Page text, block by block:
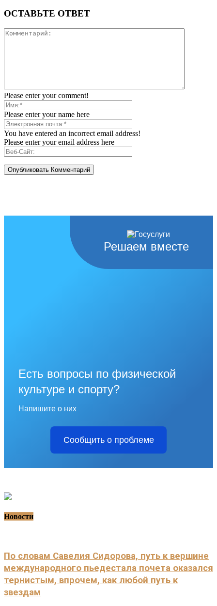
ОСТАВЬТЕ ОТВЕТ
Please enter your comment!
Please enter your name here
You have entered an incorrect email address!
Please enter your email address here
Решаем вместе
Есть вопросы по физической
культуре и спорту?
Напишите о них
Сообщить о проблеме
Новости
По словам Савелия Сидорова, путь к вершине
международного пьедестала почета оказался
тернистым, впрочем, как любой путь к
звездам